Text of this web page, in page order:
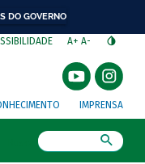
DO GOVERNO
A+ A-
IMPRENSA